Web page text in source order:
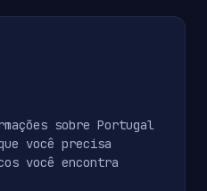
sobre Portugal
você precisa
você encontra